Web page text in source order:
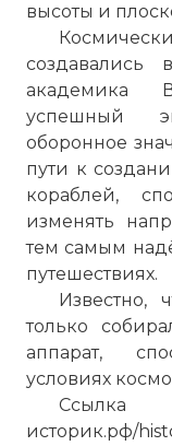
высоты и
создавались
академика
успешный
оборонное
пути к
кораблей,
изменять
тем самым
путешествиях.
только
аппарат,
условиях
Ссылка
историк.рф/